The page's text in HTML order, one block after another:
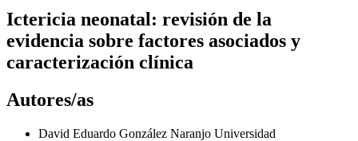
Ictericia neonatal: revisión de la
evidencia sobre factores asociados y
caracterización clínica
Autores/as
David Eduardo González Naranjo Universidad